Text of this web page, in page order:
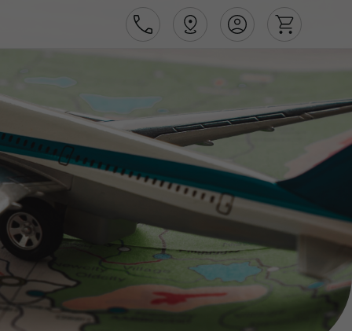
Área de Cliente
Contactos
Apoio ao cliente em Portugal
218 925 471